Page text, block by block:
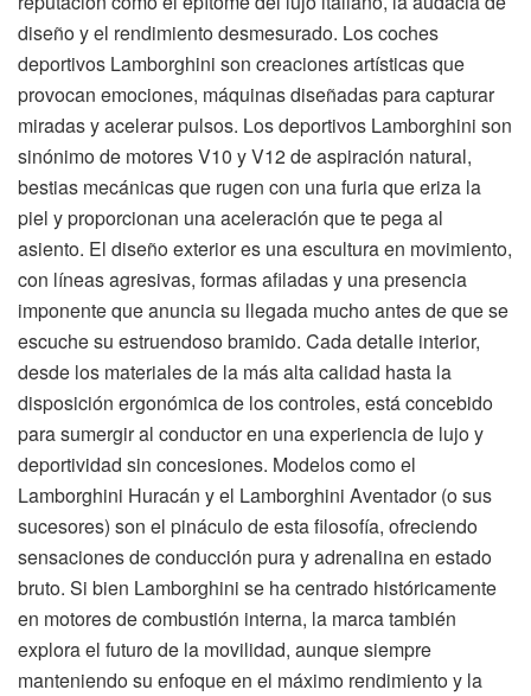
diseño y el rendimiento desmesurado. Los coches
deportivos Lamborghini son creaciones artísticas que
provocan emociones, máquinas diseñadas para capturar
miradas y acelerar pulsos. Los deportivos Lamborghini son
sinónimo de motores V10 y V12 de aspiración natural,
bestias mecánicas que rugen con una furia que eriza la
piel y proporcionan una aceleración que te pega al
asiento. El diseño exterior es una escultura en movimiento,
con líneas agresivas, formas afiladas y una presencia
imponente que anuncia su llegada mucho antes de que se
escuche su estruendoso bramido. Cada detalle interior,
desde los materiales de la más alta calidad hasta la
disposición ergonómica de los controles, está concebido
para sumergir al conductor en una experiencia de lujo y
deportividad sin concesiones. Modelos como el
Lamborghini Huracán y el Lamborghini Aventador (o sus
sucesores) son el pináculo de esta filosofía, ofreciendo
sensaciones de conducción pura y adrenalina en estado
bruto. Si bien Lamborghini se ha centrado históricamente
en motores de combustión interna, la marca también
explora el futuro de la movilidad, aunque siempre
manteniendo su enfoque en el máximo rendimiento y la